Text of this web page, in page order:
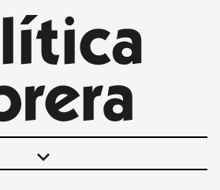
keyboard_arrow_down